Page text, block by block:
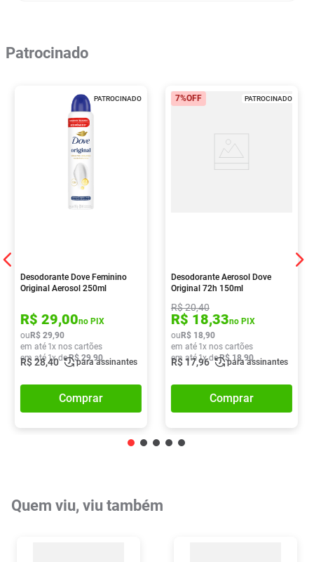
Patrocinado
PATROCINADO
Desodorante Dove Feminino
Original Aerosol 250ml
R$ 29,00no PIX
ou R$ 29,90
em até 1x nos cartões
em até 1x deR$ 29,90
R$28,40 para assinantes
Comprar
PATROCINADO
7%OFF
Desodorante Aerosol Dove
Original 72h 150ml
R$20,40
R$ 18,33no PIX
ou R$ 18,90
em até 1x nos cartões
em até1x deR$ 18,90
R$17,96 para assinantes
Comprar
Quem viu, viu também